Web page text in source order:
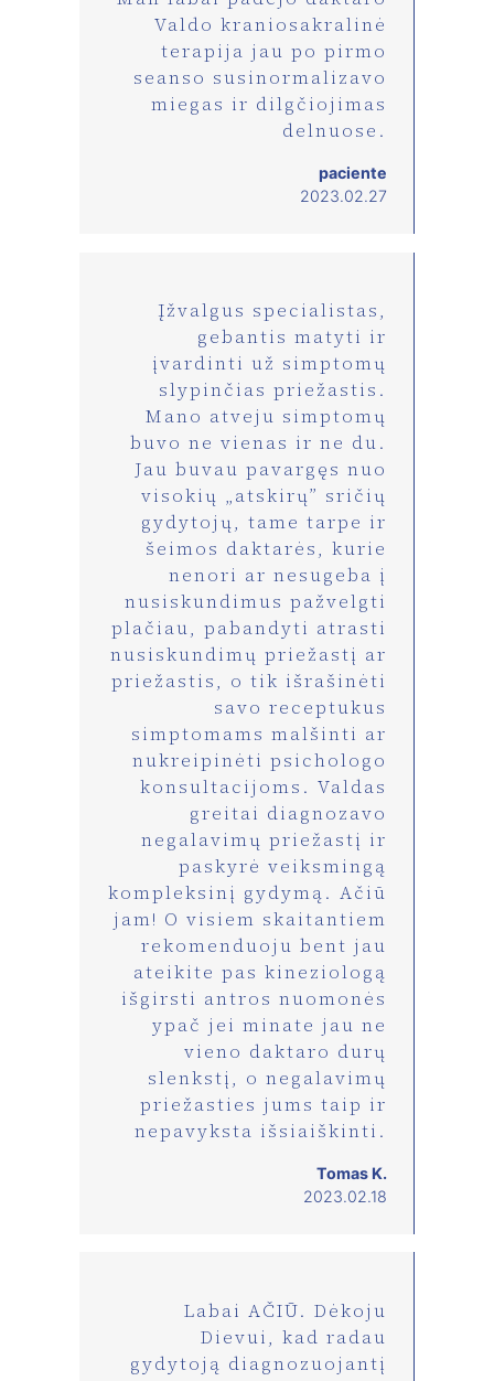
Valdo kraniosakralinė
terapija jau po pirmo
seanso susinormalizavo
miegas ir dilgčiojimas
delnuose.
paciente
2023.02.27
Įžvalgus specialistas,
gebantis matyti ir
įvardinti už simptomų
slypinčias priežastis.
Mano atveju simptomų
buvo ne vienas ir ne du.
Jau buvau pavargęs nuo
visokių „atskirų” sričių
gydytojų, tame tarpe ir
šeimos daktarės, kurie
nenori ar nesugeba į
nusiskundimus pažvelgti
plačiau, pabandyti atrasti
nusiskundimų priežastį ar
priežastis, o tik išrašinėti
savo receptukus
simptomams malšinti ar
nukreipinėti psichologo
konsultacijoms. Valdas
greitai diagnozavo
negalavimų priežastį ir
paskyrė veiksmingą
kompleksinį gydymą. Ačiū
jam! O visiem skaitantiem
rekomenduoju bent jau
ateikite pas kineziologą
išgirsti antros nuomonės
ypač jei minate jau ne
vieno daktaro durų
slenkstį, o negalavimų
priežasties jums taip ir
nepavyksta išsiaiškinti.
Tomas K.
2023.02.18
Labai AČIŪ. Dėkoju
Dievui, kad radau
gydytoją diagnozuojantį